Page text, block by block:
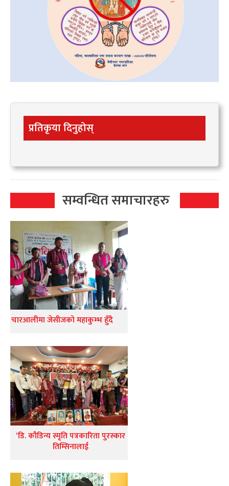
प्रतिकृया दिनुहोस्
सम्वन्धित समाचारहरु
चारआलीमा जेसीजको महाकुम्भ हुँदै
‘डि. कौडिन्य स्मृति पत्रकारिता पुरस्कार
तिम्सिनालाई